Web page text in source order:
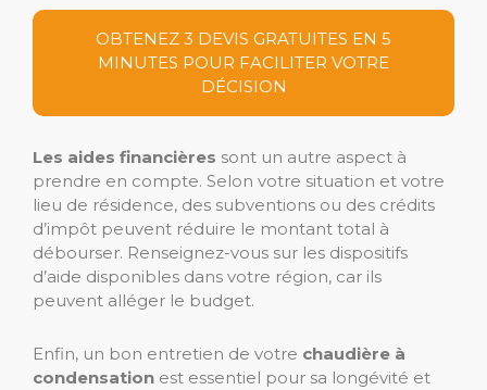
OBTENEZ 3 DEVIS GRATUITES EN 5
MINUTES POUR FACILITER VOTRE
DÉCISION
Les aides financières sont un autre aspect à
prendre en compte. Selon votre situation et votre
lieu de résidence, des subventions ou des crédits
d’impôt peuvent réduire le montant total à
débourser. Renseignez-vous sur les dispositifs
d’aide disponibles dans votre région, car ils
peuvent alléger le budget.
Enfin, un bon entretien de votre chaudière à
condensation est essentiel pour sa longévité et